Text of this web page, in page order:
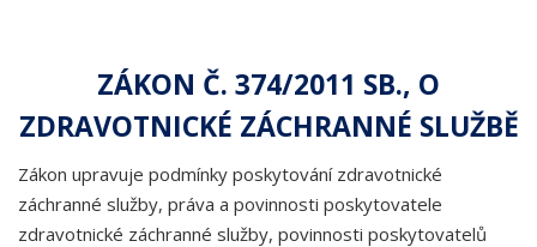
ZÁKON Č. 374/2011 SB., O
ZDRAVOTNICKÉ ZÁCHRANNÉ SLUŽBĚ
Zákon upravuje podmínky poskytování zdravotnické
záchranné služby, práva a povinnosti poskytovatele
zdravotnické záchranné služby, povinnosti poskytovatelů